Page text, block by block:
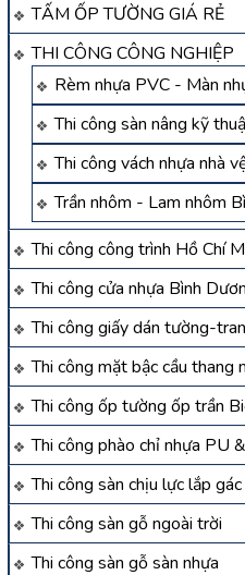
TẤM ỐP TƯỜNG GIÁ RẺ
THI CÔNG CÔNG NGHIỆP
Rèm nhựa PVC - Màn
Thi công sàn nâng kỹ
Thi công vách nhựa nhà
Trần nhôm - Lam nhôm
Thi công công trình Hồ Chí
Thi công cửa nhựa Bình
Thi công giấy dán tường-
Thi công mặt bậc cầu thang
Thi công ốp tường ốp trần
Thi công phào chỉ nhựa PU
Thi công sàn chịu lực lắp
Thi công sàn gỗ ngoài trời
Thi công sàn gỗ sàn nhựa